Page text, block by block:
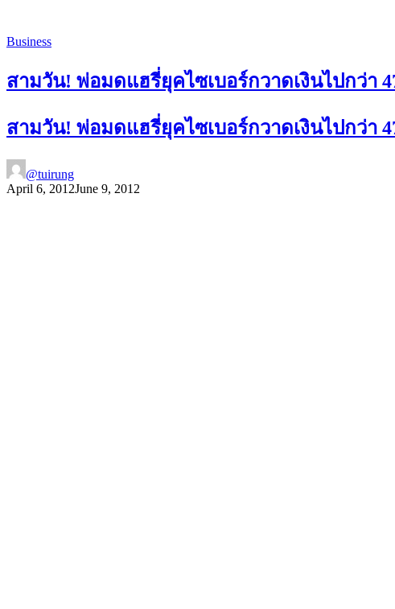
Business
สามวัน! พ่อมดแฮรี่ยุคไซเบอร์กวาดเงินไปกว่า
สามวัน! พ่อมดแฮรี่ยุคไซเบอร์กวาดเงินไปกว่า
@tuirung
April 6, 2012June 9, 2012